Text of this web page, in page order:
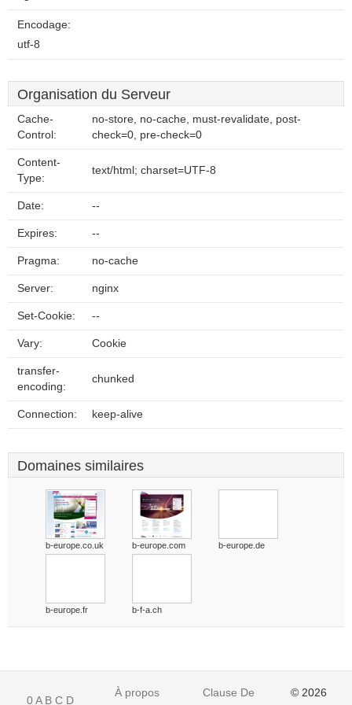
Encodage:
utf-8
Organisation du Serveur
Cache-
Control:
no-store, no-cache, must-revalidate, post-
check=0, pre-check=0
Content-
Type:
text/html; charset=UTF-8
Date: --
Expires: --
Pragma: no-cache
Server: nginx
Set-Cookie: --
Vary: Cookie
transfer-
encoding:
chunked
Connection: keep-alive
Domaines similaires
b-europe.co.uk b-europe.com b-europe.de
b-europe.fr b-f-a.ch
0A B C D
À propos
Clause De
© 2026